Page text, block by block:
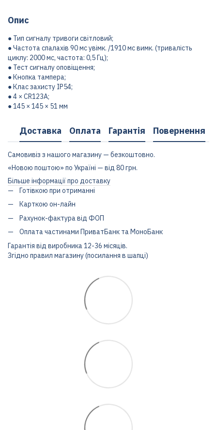
Опис
● Тип сигналу тривоги світловий;
● Частота спалахів 90 мс увімк. /1910 мс вимк. (тривалість
циклу: 2000 мс, частота: 0,5 Гц);
● Тест сигналу оповіщення;
● Кнопка тампера;
● Клас захисту IP54;
● 4 × CR123A;
● 145 × 145 × 51 мм
Доставка Оплата Гарантія Повернення
Самовивіз з нашого магазину — безкоштовно.
«Новою поштою» по Україні — від 80 грн.
Більше інформації про доставку
Готівкою при отриманні
Карткою он-лайн
Рахунок-фактура від ФОП
Оплата частинами ПриватБанк та МоноБанк
Гарантія від виробника 12-36 місяців.
Згідно правил магазину (посилання в шапці)